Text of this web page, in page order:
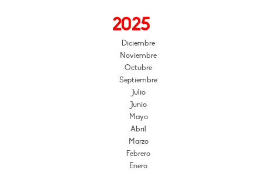
2025
Diciembre
Noviembre
Octubre
Septiembre
Julio
Junio
Mayo
Abril
Marzo
Febrero
Enero